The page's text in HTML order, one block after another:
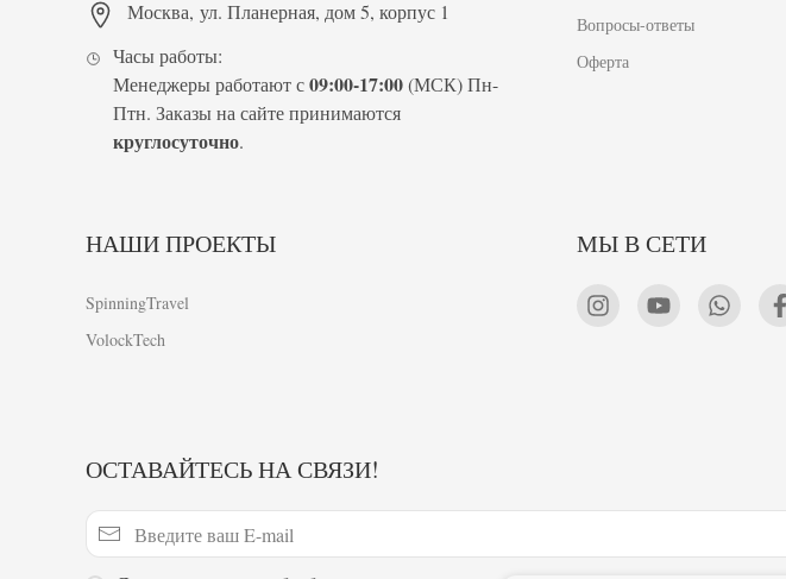
Москва, ул. Планерная, дом 5, корпус 1
Часы работы:
Менеджеры работают с09:00-17:00(МСК) Пн-
Птн. Заказы на сайте принимаются
круглосуточно.
Вопросы-ответы
Оферта
НАШИ ПРОЕКТЫ
SpinningTravel
VolockTech
МЫ В СЕТИ
ОСТАВАЙТЕСЬ НА СВЯЗИ!